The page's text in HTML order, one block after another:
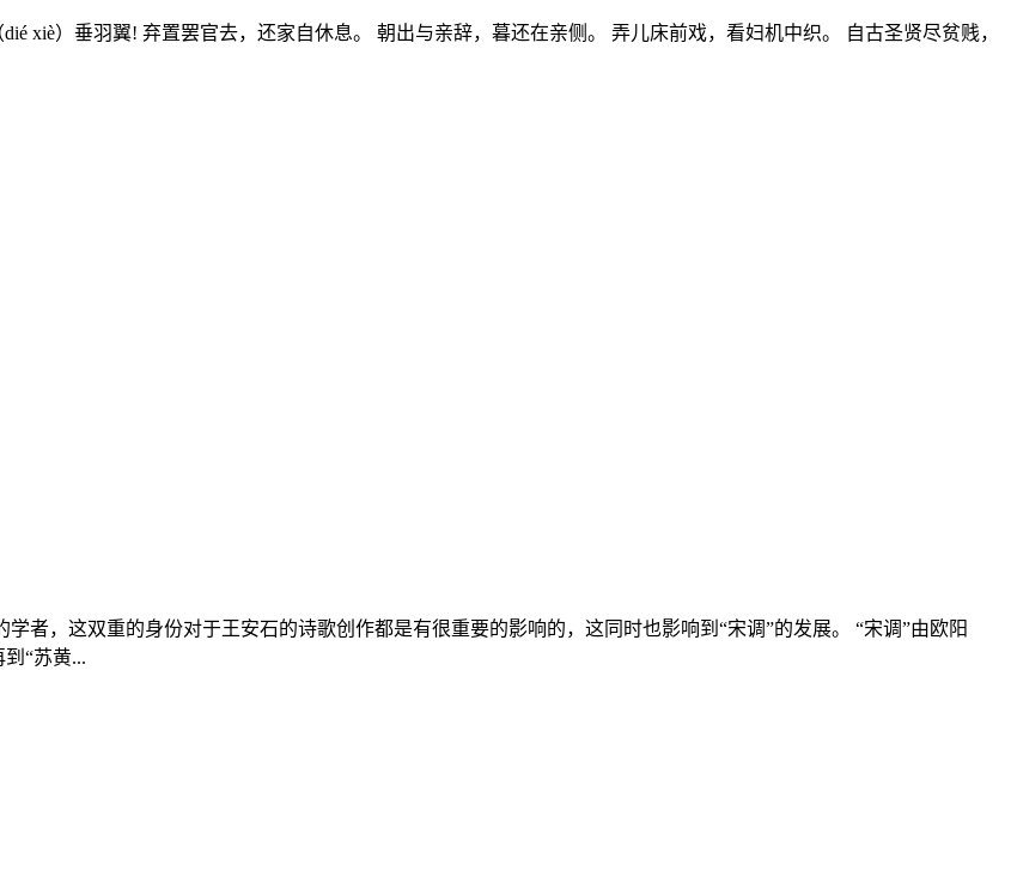
xiè）垂羽翼! 弃置罢官去，还家自休息。 朝出与亲辞，暮还在亲侧。 弄儿床前戏，看妇机中织。 自古圣贤尽贫贱，
者，这双重的身份对于王安石的诗歌创作都是有很重要的影响的，这同时也影响到“宋调”的发展。 “宋调”由欧阳
“苏黄...